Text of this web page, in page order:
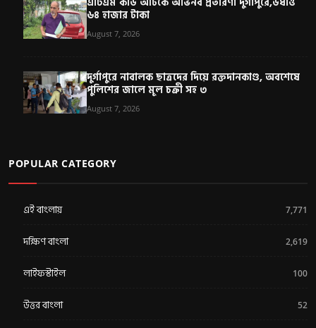
৬৪ হাজার টাকা
August 7, 2026
দুর্গাপুরে নাবালক ছাত্রদের দিয়ে রক্তদানকাণ্ড, অবশেষে
পুলিশের জালে মূল চক্রী সহ ৩
August 7, 2026
POPULAR CATEGORY
এই বাংলায় 7,771
দক্ষিণ বাংলা 2,619
লাইফস্টাইল 100
উত্তর বাংলা 52